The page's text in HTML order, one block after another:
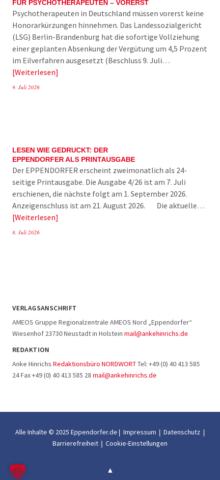
FÜR PSYCHOTHERAPEUTEN – VORERST
Psychotherapeuten in Deutschland müssen vorerst keine
Honorarkürzungen hinnehmen. Das Landessozialgericht
(LSG) Berlin-Brandenburg hat die sofortige Vollziehung
einer geplanten Absenkung der Vergütung um 4,5 Prozent
im Eilverfahren ausgesetzt (Beschluss 9. Juli…
Weiterlesen
9. Juli 2026
LESEN WIE GEDRUCKT: DER
EPPENDORFER ALS PRINTAUSGABE
Der EPPENDORFER erscheint zweimonatlich als 24-
seitige Printausgabe. Die Ausgabe 4/26 ist am 7. Juli
erschienen, die nächste folgt am 1. September 2026.
Anzeigenschluss ist am 21. August 2026. Die aktuelle…
Weiterlesen
8. Juli 2026
VERLAGSANSCHRIFT
AMEOS Gruppe Regionalzentrale AMEOS Nord „Eppendorfer“
Wiesenhof 23730 Neustadt in Holstein mail@ankehinrichs.de
REDAKTION
Anke Hinrichs Redaktionsbüro NORDWORTTel: +49 (0) 40 413 585
24 Fax +49 (0) 40 413 585 28 mail@ankehinrichs.de
Alle Inhalte © 2025 Eppendorfer.de | Impressum | Datenschutz |
Barrierefreiheit | Cookie-Einstellungen